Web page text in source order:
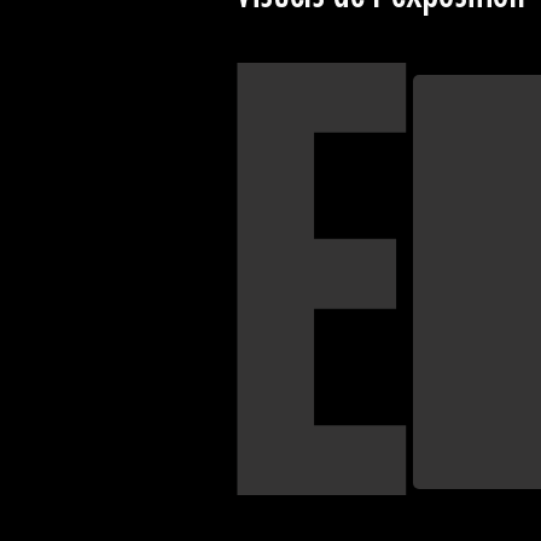
E Affiche de